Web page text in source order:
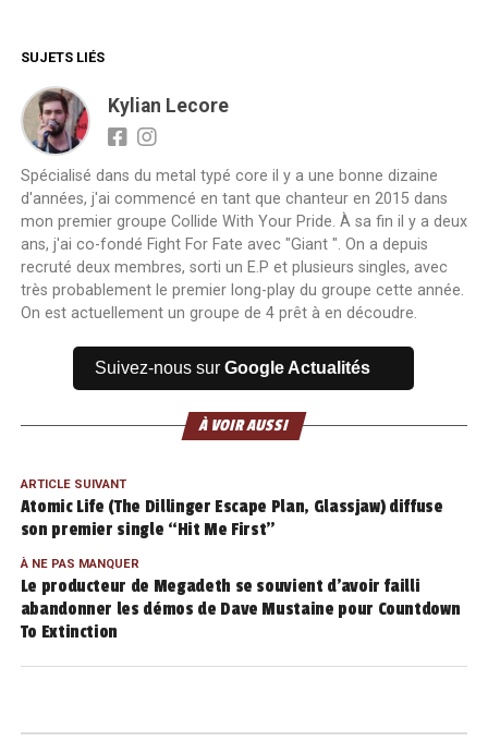
SUJETS LIÉS
Kylian Lecore
Spécialisé dans du metal typé core il y a une bonne dizaine
d'années, j'ai commencé en tant que chanteur en 2015 dans
mon premier groupe Collide With Your Pride. À sa fin il y a deux
ans, j'ai co-fondé Fight For Fate avec "Giant ". On a depuis
recruté deux membres, sorti un E.P et plusieurs singles, avec
très probablement le premier long-play du groupe cette année.
On est actuellement un groupe de 4 prêt à en découdre.
Suivez-nous surGoogle Actualités
À VOIR AUSSI
ARTICLE SUIVANT
Atomic Life (The Dillinger Escape Plan, Glassjaw) diffuse
son premier single “Hit Me First”
À NE PAS MANQUER
Le producteur de Megadeth se souvient d’avoir failli
abandonner les démos de Dave Mustaine pour Countdown
To Extinction